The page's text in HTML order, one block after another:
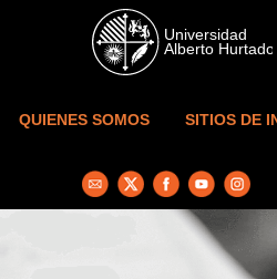
Skip to main content
QUIENES SOMOS SITIOS DE